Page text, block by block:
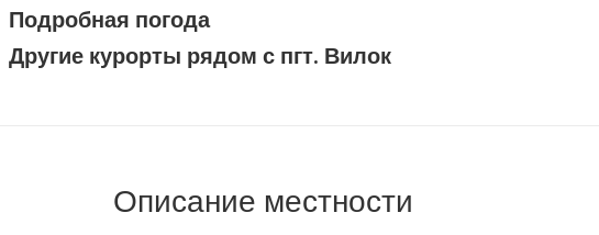
Подробная погода
Другие курорты рядом с пгт. Вилок
Описание местности